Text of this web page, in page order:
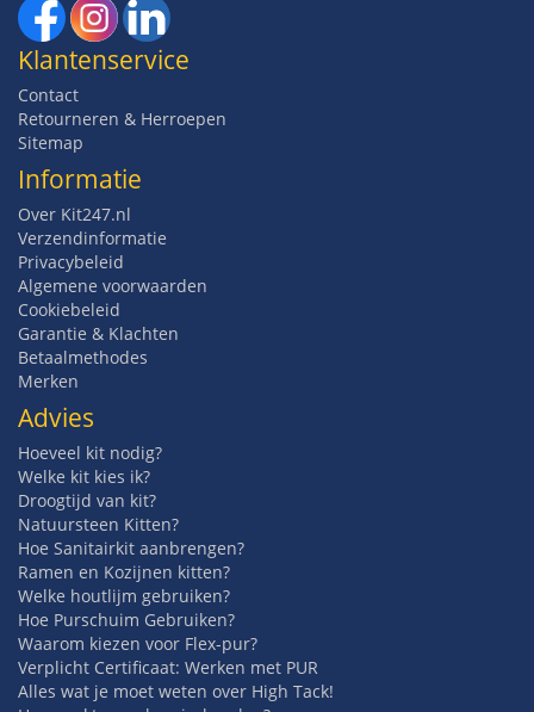
Klantenservice
Contact
Retourneren & Herroepen
Sitemap
Informatie
Over Kit247.nl
Verzendinformatie
Privacybeleid
Algemene voorwaarden
Cookiebeleid
Garantie & Klachten
Betaalmethodes
Merken
Advies
Hoeveel kit nodig?
Welke kit kies ik?
Droogtijd van kit?
Natuursteen Kitten?
Hoe Sanitairkit aanbrengen?
Ramen en Kozijnen kitten?
Welke houtlijm gebruiken?
Hoe Purschuim Gebruiken?
Waarom kiezen voor Flex-pur?
Verplicht Certificaat: Werken met PUR
Alles wat je moet weten over High Tack!